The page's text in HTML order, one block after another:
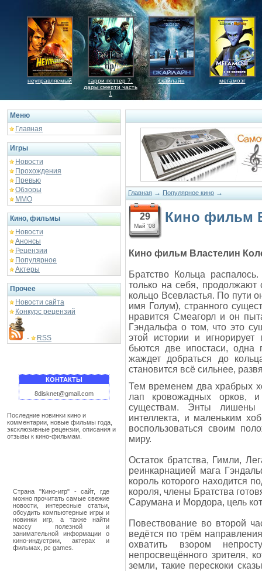
неуправляемый
гарри поттер 7:
дары смерти часть
1
скайлайн мегамозг
Меню
Главная
Игры
Новости
Прохождения
Превью
Обзоры
ММО
Кино, фильмы
Новости
Анонсы
Рецензии
Популярное
Актеры
Прочее
Новости сайта
Конкурс рецензий
- RSS
КОНТАКТЫ
8disknet@gmail.com
Последние новинки кино и
комментарии, новые фильмы года,
эксклюзивные рецензии, описания и
отзывы к кино-фильмам.
Страна "Кино-игр" - сайт, где
можно прочитать самые свежие
новости, интересные статьи,
обсудить компьютерные игры и
новинки игр, а также найти
массу полезной и
занимательной информации о
кино-индустрии, актерах и
фильмах, pc games.
Главная → Популярное кино →
29
Май '08
Кино фильм
Кино фильм Властелин
Братство Кольца
только на себя, продолжают
кольцо Всевластья. По пути
имя Голум), странного
нравится Смеагорл и он
Гэндальфа о том, что это
этой истории и
бьются две ипостаси,
жаждет добраться до
становится всё сильнее,
Тем временем два храбрых
лап кровожадных
существам. Энты лишены
интеллекта, и маленьким
воспользоваться своим
миру.
Остаток братства, Гимли,
реинкарнацией мага
король которого находится
короля, члены Братства
Сарумана и Мордора, цель
Повествование во второй
ведётся по трём
охватить взором
непросвещённого зрителя,
земли, такие перескоки